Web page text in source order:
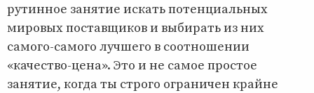
рутинное занятие искать потенциальных
мировых поставщиков и выбирать из них
самого-самого лучшего в соотношении
«качество-цена». Это и не самое простое
занятие, когда ты строго ограничен крайне